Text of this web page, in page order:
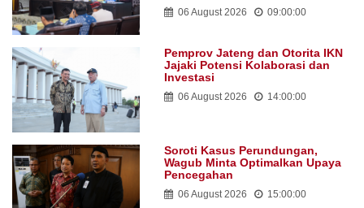
06 August 2026 09:00:00
Pemprov Jateng dan Otorita IKN
Jajaki Potensi Kolaborasi dan
Investasi
06 August 2026 14:00:00
Soroti Kasus Perundungan,
Wagub Minta Optimalkan Upaya
Pencegahan
06 August 2026 15:00:00